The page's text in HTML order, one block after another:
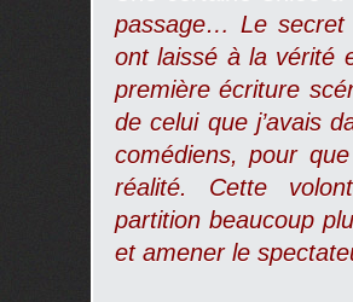
passage… Le secret
ont laissé à la vérité
première écriture
de celui que j’avais
comédiens, pour
réalité. Cette
partition beaucoup
et amener le